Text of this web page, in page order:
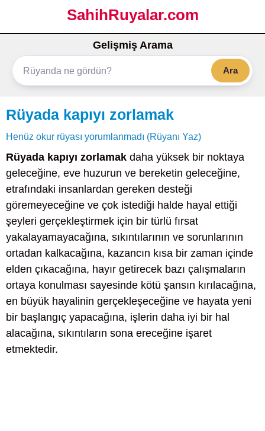
SahihRuyalar.com
Gelişmiş Arama
Ara
Rüyada kapıyı zorlamak
Henüz okur rüyası yorumlanmadı (Rüyanı Yaz)
Rüyada kapıyı zorlamak daha yüksek bir noktaya
geleceğine, eve huzurun ve bereketin geleceğine,
etrafındaki insanlardan gereken desteği
göremeyeceğine ve çok istediği halde hayal ettiği
şeyleri gerçekleştirmek için bir türlü fırsat
yakalayamayacağına, sıkıntılarının ve sorunlarının
ortadan kalkacağına, kazancın kısa bir zaman içinde
elden çıkacağına, hayır getirecek bazı çalışmaların
ortaya konulması sayesinde kötü şansın kırılacağına,
en büyük hayalinin gerçekleşeceğine ve hayata yeni
bir başlangıç yapacağına, işlerin daha iyi bir hal
alacağına, sıkıntıların sona ereceğine işaret
etmektedir.